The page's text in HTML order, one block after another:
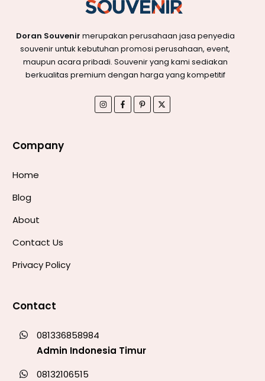
Doran Souvenir merupakan perusahaan jasa penyedia
souvenir untuk kebutuhan promosi perusahaan, event,
maupun acara pribadi. Souvenir yang kami sediakan
berkualitas premium dengan harga yang kompetitif
Company
Home
Blog
About
Contact Us
Privacy Policy
Contact
081336858984
Admin Indonesia Timur
08132106515